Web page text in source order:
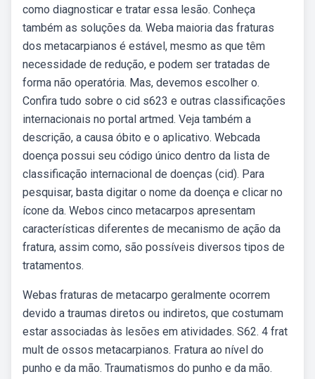
como diagnosticar e tratar essa lesão. Conheça
também as soluções da. Weba maioria das fraturas
dos metacarpianos é estável, mesmo as que têm
necessidade de redução, e podem ser tratadas de
forma não operatória. Mas, devemos escolher o.
Confira tudo sobre o cid s623 e outras classificações
internacionais no portal artmed. Veja também a
descrição, a causa óbito e o aplicativo. Webcada
doença possui seu código único dentro da lista de
classificação internacional de doenças (cid). Para
pesquisar, basta digitar o nome da doença e clicar no
ícone da. Webos cinco metacarpos apresentam
características diferentes de mecanismo de ação da
fratura, assim como, são possíveis diversos tipos de
tratamentos.
Webas fraturas de metacarpo geralmente ocorrem
devido a traumas diretos ou indiretos, que costumam
estar associadas às lesões em atividades. S62. 4 frat
mult de ossos metacarpianos. Fratura ao nível do
punho e da mão. Traumatismos do punho e da mão.